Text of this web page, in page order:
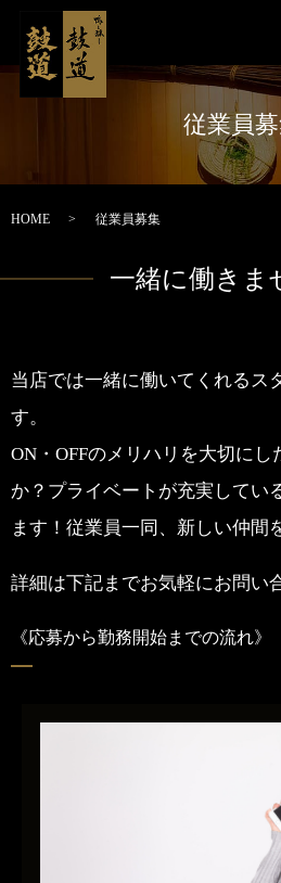
従業員
HOME 従業員募集
一緒に働きま
当店では一緒に働いてくれるス
す。
ON・OFFのメリハリを大切に
か？ プライベートが充実してい
ます！ 従業員一同、新しい仲間
詳細は下記までお気軽にお問い
《応募から勤務開始までの流れ》